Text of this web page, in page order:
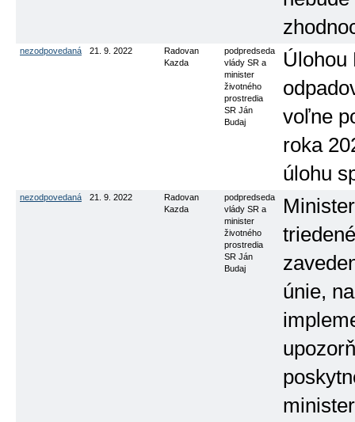
nezodpovedaná 21. 9. 2022
Radovan
Kazda
podpredseda
vlády SR a
minister
životného
prostredia
SR Ján
Budaj
Úlohou
voľne
roka
úlohu
nezodpovedaná 21. 9. 2022
Radovan
Kazda
podpredseda
vlády SR a
minister
životného
prostredia
SR Ján
Budaj
únie,